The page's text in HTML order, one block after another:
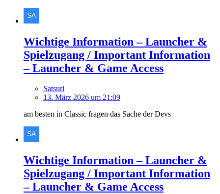
Wichtige Information – Launcher &
Spielzugang / Important Information
– Launcher & Game Access
Satsuri
13. März 2026 um 21:09
am besten in Classic fragen das Sache der Devs
Wichtige Information – Launcher &
Spielzugang / Important Information
– Launcher & Game Access